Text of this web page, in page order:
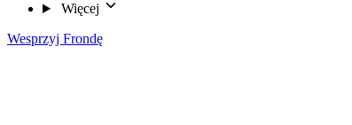
Więcej
Wesprzyj Frondę